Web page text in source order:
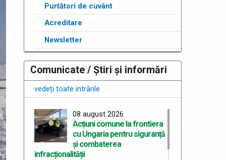
Purtători de cuvânt
Acreditare
Newsletter
Comunicate / Știri și informări
vedeți toate intrările
08 august 2026
Acțiuni comune la frontiera
cu Ungaria pentru siguranță
și combaterea
infracționalității